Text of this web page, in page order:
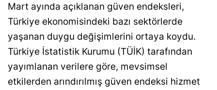
Balıkesir
Bilecik
Bingöl
Bitlis
Mart ayında açıklanan güven endeksleri,
Türkiye ekonomisindeki bazı sektörlerde
yaşanan duygu değişimlerini ortaya koydu.
Türkiye İstatistik Kurumu (TÜİK) tarafından
yayımlanan verilere göre, mevsimsel
etkilerden arındırılmış güven endeksi hizmet